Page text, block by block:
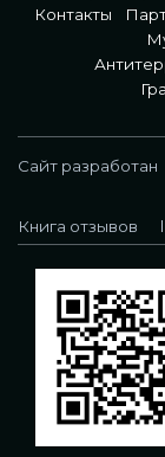
Контакты
Сайт разработан
Книга отзывов